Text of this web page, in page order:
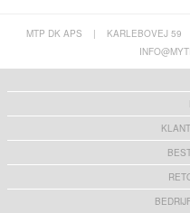
MTP DK APS | KARLEBOVEJ 59